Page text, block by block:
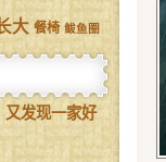
大 餐椅 鲅鱼圈
又发现一家好